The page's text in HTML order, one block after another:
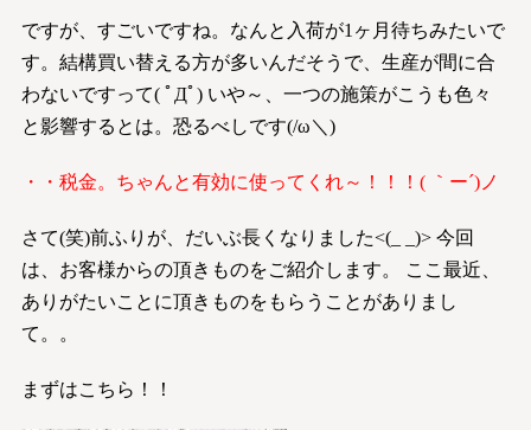
ですが、すごいですね。なんと入荷が1ヶ月待ちみたいで
す。結構買い替える方が多いんだそうで、生産が間に合
わないですって( ﾟДﾟ) いや～、一つの施策がこうも色々
と影響するとは。恐るべしです(/ω＼)
・・税金。ちゃんと有効に使ってくれ～！！！( ｀ー´)ノ
さて(笑)前ふりが、だいぶ長くなりました<(_ _)> 今回
は、お客様からの頂きものをご紹介します。 ここ最近、
ありがたいことに頂きものをもらうことがありまし
て。。
まずはこちら！！